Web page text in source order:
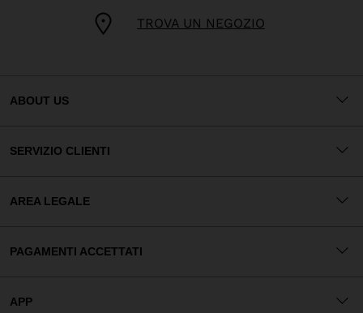
TROVA UN NEGOZIO
ABOUT US
SERVIZIO CLIENTI
AREA LEGALE
PAGAMENTI ACCETTATI
APP